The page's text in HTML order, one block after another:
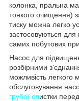
колонка, пральна
тонкого очищення)
тиску можна легко
застосовуються для
самих побутових
Насос для
розбірними
можливість
обслуговування
грубої очистки